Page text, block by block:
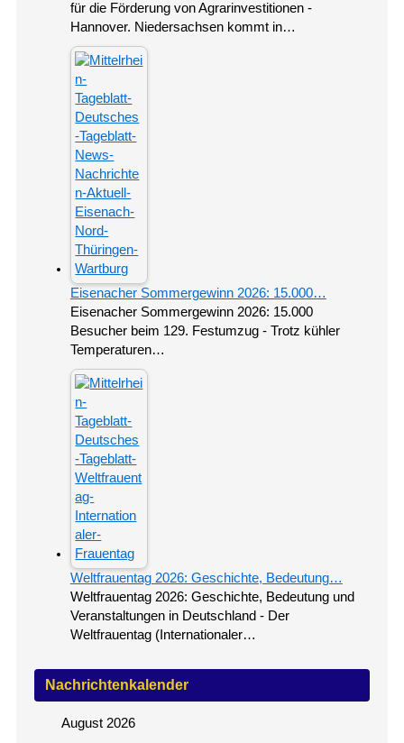
für die Förderung von Agrarinvestitionen -
Hannover. Niedersachsen kommt in…
Eisenacher Sommergewinn 2026: 15.000…
Eisenacher Sommergewinn 2026: 15.000
Besucher beim 129. Festumzug - Trotz kühler
Temperaturen…
Weltfrauentag 2026: Geschichte, Bedeutung…
Weltfrauentag 2026: Geschichte, Bedeutung und
Veranstaltungen in Deutschland - Der
Weltfrauentag (Internationaler…
Nachrichtenkalender
August 2026